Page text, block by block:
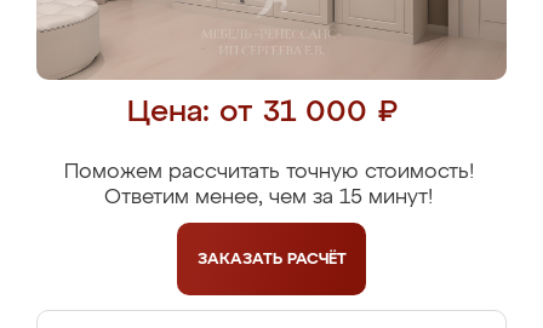
Цена: от 31 000 ₽
Поможем рассчитать точную стоимость!
Ответим менее, чем за 15 минут!
ЗАКАЗАТЬ РАСЧЁТ